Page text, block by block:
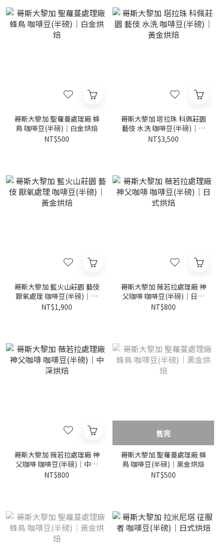
哥斯大黎加 聖蘿蔓處理廠 蜂
鳥 咖啡豆(半磅)｜白金烘焙
NT$500
哥斯大黎加 塔拉珠 科佩莊園
藝伎 水洗 咖啡豆(半磅)｜黃
金烘焙
NT$3,500
哥斯大黎加 藍火山莊園 藝伎
厭氧處理 咖啡豆(半磅)｜黃
金烘焙
NT$1,900
哥斯大黎加 薇若拉處理廠 神
父咖啡 咖啡豆(半磅)｜日式
烘焙
NT$800
哥斯大黎加 薇若拉處理廠 神
父咖啡 咖啡豆(半磅)｜中深
烘焙
NT$800
售完
哥斯大黎加 聖蘿蔓處理廠 蜂
鳥 咖啡豆(半磅)｜黑金烘焙
NT$500